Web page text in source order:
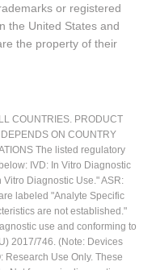
or registered
the United States and
the property of their
COUNTRIES. PRODUCT
ON COUNTRY
The listed regulatory
IVD: In Vitro Diagnostic
Diagnostic Use." ASR:
labeled "Analyte Specific
are not established."
use and conforming to
2017/746. (Note: Devices
Research Use Only. These